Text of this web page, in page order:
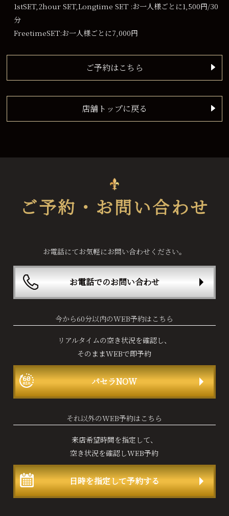
1stSET,2hour SET,Longtime SET :お一人様ごとに1,500円/30
分
FreetimeSET:お一人様ごとに7,000円
ご予約はこちら
店舗トップに戻る
ご予約・お問い合わせ
お電話にてお気軽にお問い合わせください。
お電話でのお問い合わせ
今から60分以内のWEB予約はこちら
リアルタイムの空き状況を確認し、
そのままWEBで即予約
パセラNOW
それ以外のWEB予約はこちら
来店希望時間を指定して、
空き状況を確認しWEB予約
日時を指定して予約する